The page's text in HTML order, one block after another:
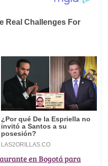
en Bogotá para